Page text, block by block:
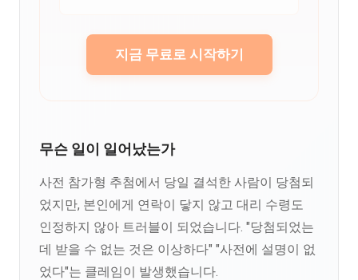
지금 무료로 시작하기
무슨 일이 일어났는가
사전 참가형 추첨에서 당일 결석한 사람이 당첨되
었지만, 본인에게 연락이 닿지 않고 대리 수령도
인정하지 않아 트러블이 되었습니다. "당첨되었는
데 받을 수 없는 것은 이상하다" "사전에 설명이 없
었다"는 클레임이 발생했습니다.